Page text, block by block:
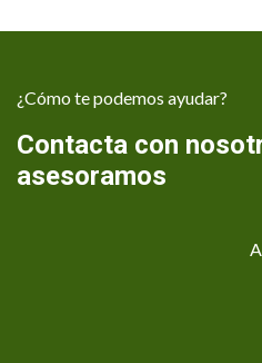
¿Cómo te podemos ayudar?
Contacta con
asesoramos